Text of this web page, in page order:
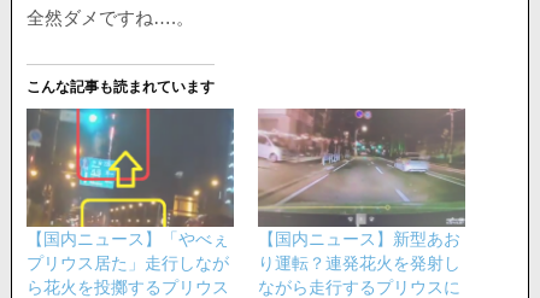
全然ダメですね….。
こんな記事も読まれています
【国内ニュース】「やべぇ
プリウス居た」走行しなが
ら花火を投擲するプリウス
【国内ニュース】新型あお
り運転？連発花火を発射し
ながら走行するプリウスに